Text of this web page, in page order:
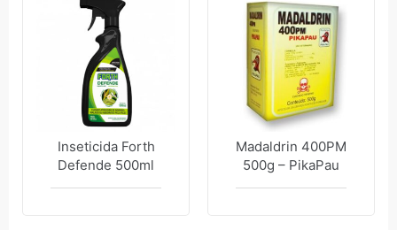
Inseticida Forth
Defende 500ml
Madaldrin 400PM
500g – PikaPau